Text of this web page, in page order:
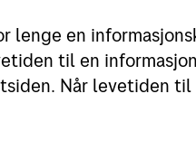
lenge en
til en
Når levetiden til